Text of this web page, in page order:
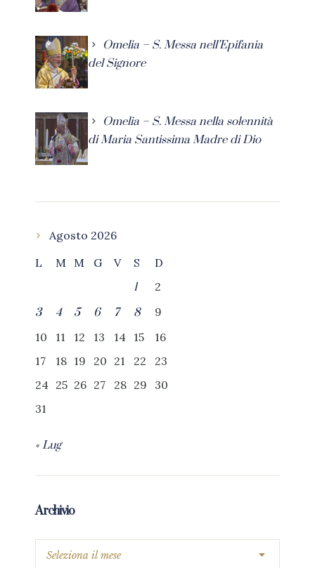
Omelia – S. Messa nell’Epifania
del Signore
Omelia – S. Messa nella solennità
di Maria Santissima Madre di Dio
Agosto 2026
L
M M G V S
D
1
2
3
4 5 6 7 8
9
10
11 12 13 14 15
16
17
18 19 20 21 22
23
24 25 26 27 28 29
30
31
« Lug
Archivio